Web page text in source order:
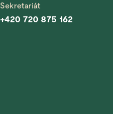
Sekretariát
+420 720 875 162